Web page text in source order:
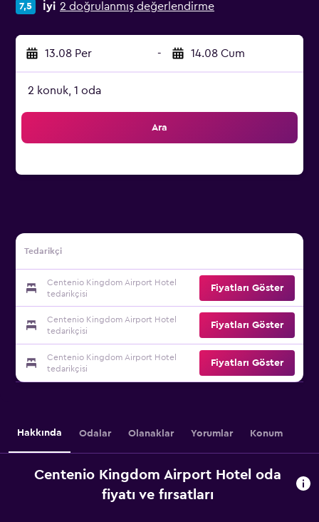
7,5 İyi 2 doğrulanmış değerlendirme
13.08 Per - 14.08 Cum
2 konuk, 1 oda
Ara
Tedarikçi
Centenio Kingdom Airport Hotel
tedarikçisi
Fiyatları Göster
Centenio Kingdom Airport Hotel
tedarikçisi
Fiyatları Göster
Centenio Kingdom Airport Hotel
tedarikçisi
Fiyatları Göster
Hakkında Odalar Olanaklar Yorumlar Konum
Centenio Kingdom Airport Hotel oda
fiyatı ve fırsatları